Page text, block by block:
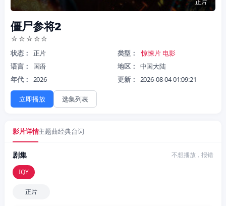
正片
僵尸参将2
☆ ☆ ☆ ☆☆
状态： 正片 类型： 惊悚片 电影
语言：
国语 地区：
中国大陆
年代：
2026 更新： 2026-08-04 01:09:21
立即播放 选集列表
影片详情主题曲经典台词
剧集 不想播放，报错
IQY
正片